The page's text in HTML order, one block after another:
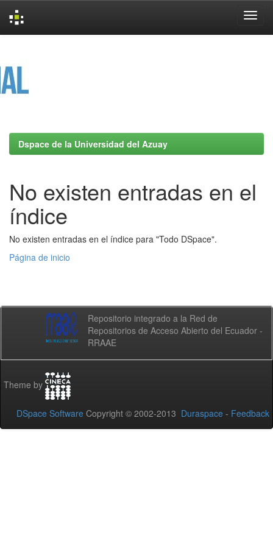
Dspace de la Universidad del Azuay
No existen entradas en el
índice
No existen entradas en el índice para "Todo DSpace".
Página de inicio
Repositorio integrado a la Red de
Repositorios de Acceso Abierto del Ecuador -
RRAAE
Theme by
DSpace Software Copyright © 2002-2013 Duraspace - Feedback